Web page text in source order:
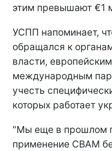
этим превышают €1
УСПП напоминает,
обращался к
власти,
международным
учесть
которых работает
"Мы еще в прошлом
применение CBAM